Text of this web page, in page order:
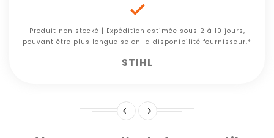

Produit non stocké | Expédition estimée sous 2 à 10 jours,
pouvant être plus longue selon la disponibilité fournisseur.*
STIHL